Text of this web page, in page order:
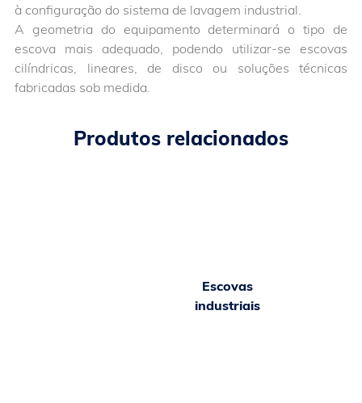
à configuração do sistema de lavagem industrial.
A geometria do equipamento determinará o tipo de
escova mais adequado, podendo utilizar-se escovas
cilíndricas, lineares, de disco ou soluções técnicas
fabricadas sob medida.
Produtos relacionados
Escovas
industriais